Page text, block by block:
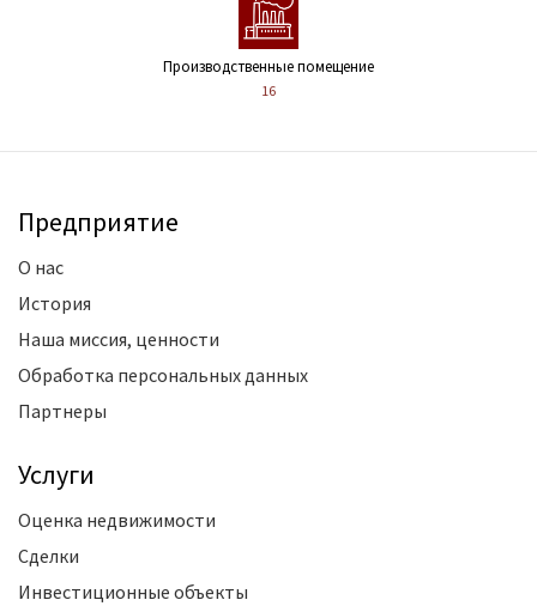
Производственные помещение
16
Предприятие
О нас
История
Наша миссия, ценности
Обработка персональных данных
Партнеры
Услуги
Оценка недвижимости
Сделки
Инвестиционные объекты